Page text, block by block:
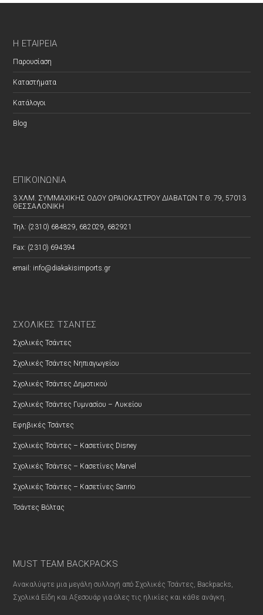
Η ΕΤΑΙΡΕΊΑ
Παρουσίαση
Καταστήματα
Κατάλογοι
Blog
ΕΠΙΚΟΙΝΩΝΊΑ
3 ΧΛΜ. ΣΥΜΜΑΧΙΚΗΣ ΟΔΟΥ ΩΡΑΙΟΚΑΣΤΡΟΥ ΔΙΑΒΑΤΩΝ Τ.Θ. 79, 57013
ΘΕΣΣΑΛΟΝΙΚΗ
Τηλ: (2310) 684829, 682029, 682921
Fax: (2310) 694394
email: info@diakakisimports.gr
ΣΧΟΛΙΚΕΣ ΤΣΑΝΤΕΣ
Σχολικές Τσάντες
Σχολικές Τσάντες Νηπιαγωγείου
Σχολικές Τσάντες Δημοτικού
Σχολικές Τσάντες Γυμνασίου – Λυκείου
Εφηβικές Τσάντες
Σχολικές Τσάντες – Κασετίνες Disney
Σχολικές Τσάντες – Κασετίνες Marvel
Σχολικές Τσάντες – Κασετίνες Sanrio
Τσάντες Βόλτας
MUST TEAM BACKPACKS
Ανακαλύψτε μια μεγάλη συλλογή από Σχολικές Τσάντες, Backpacks,
Σχολικά Είδη και Αξεσουάρ για όλες τις ηλικίες και κάθε ανάγκη.